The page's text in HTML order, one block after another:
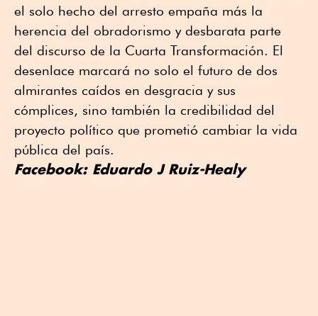
el solo hecho del arresto empaña más la
herencia del obradorismo y desbarata parte
del discurso de la Cuarta Transformación. El
desenlace marcará no solo el futuro de dos
almirantes caídos en desgracia y sus
cómplices, sino también la credibilidad del
proyecto político que prometió cambiar la vida
pública del país.
Facebook: Eduardo J Ruiz-Healy